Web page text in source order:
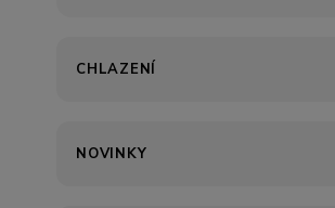
CHLAZENÍ
NOVINKY